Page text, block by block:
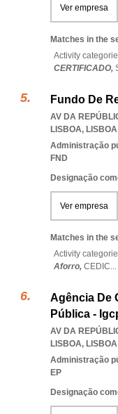
Ver empresa
Matches in the
Activity
CERTIFICADO,
Fundo De
AV DA
LISBOA, LISBOA
Administração
FND
Designação
Ver empresa
Matches in the
Activity
Aforro, CEDIC...
Agência De
Pública -
AV DA
LISBOA, LISBOA
Administração
EP
Designação